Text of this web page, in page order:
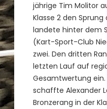
jährige Tim Molitor
Klasse 2 den
landete hinter dem
(Kart-Sport-Club
zwei. Den dritten
letzten Lauf auf
Gesamtwertung ein.
schaffte Alexander
Bronzerang in der